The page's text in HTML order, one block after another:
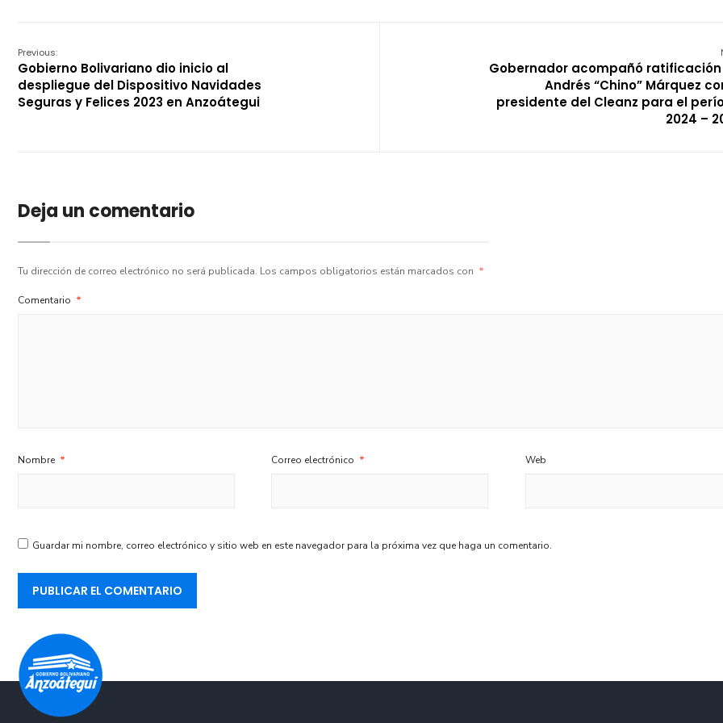
Previous:
Gobierno Bolivariano dio inicio al
despliegue del Dispositivo Navidades
Seguras y Felices 2023 en Anzoátegui
Gobernador acompañó
Andrés “Chino” Márquez
presidente del Cleanz para el
2024 –
Deja un comentario
Tu dirección de correo electrónico no será publicada. Los campos obligatorios están marcados con *
Comentario *
Nombre * Correo electrónico * Web
Guardar mi nombre, correo electrónico y sitio web en este navegador para la próxima vez que haga un comentario.